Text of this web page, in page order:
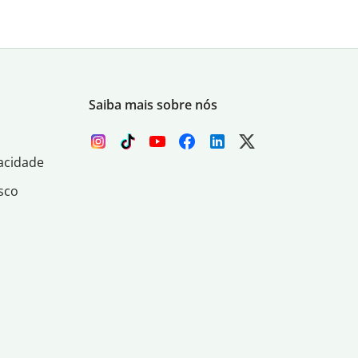
Saiba mais sobre nós